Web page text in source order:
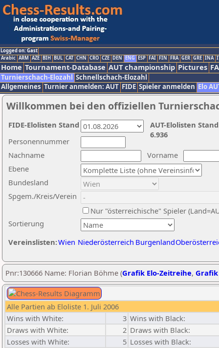
Logged on: Gast
Arabic ARM AZE BIH BUL CAT CHN CRO CZE DEN ENG ESP FAI FIN FRA GER GRE INA
Home Tournament-Database AUT championship Pictures
Turnierschach-Elozahl Schnellschach-Elozahl
Allgemeines Turnier anmelden: AUT FIDE Spieler anmelden Elo
Willkommen bei den offiziellen
Nachname
Vorname
Ebene
Sortierung
Personennummer
Bundesland
Spgem./Kreis/Verein
Nur "österreichische" Spieler
Vereinslisten:Wien Niederösterreich Burgenland
AUT-Elolisten
6.936
FIDE-Elolisten Stand
Pnr:130666 Name: Florian Böhme (Grafik Elo-Zeitreihe,
Alle Partien ab Eloliste 1. Juli 2006
Wins with White:
3 Wins with Black:
Draws with White:
2 Draws with Black:
Losses with White:
5 Losses with Black: